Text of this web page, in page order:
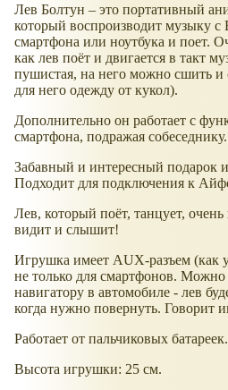
Лев Болтун – это портативный
который воспроизводит музыку
смартфона или ноутбука и поет.
как лев поёт и двигается в такт
пушистая, на него можно сшить и
для него одежду от кукол).
Дополнительно он работает с
смартфона, подражая собеседнику.
Забавный и интересный подарок
Подходит для подключения к
Лев, который поёт, танцует, очень
видит и слышит!
Игрушка имеет AUX-разъем (как
не только для смартфонов.
навигатору в автомобиле - лев
когда нужно повернуть. Говорит
Работает от пальчиковых батареек.
Высота игрушки: 25 см.